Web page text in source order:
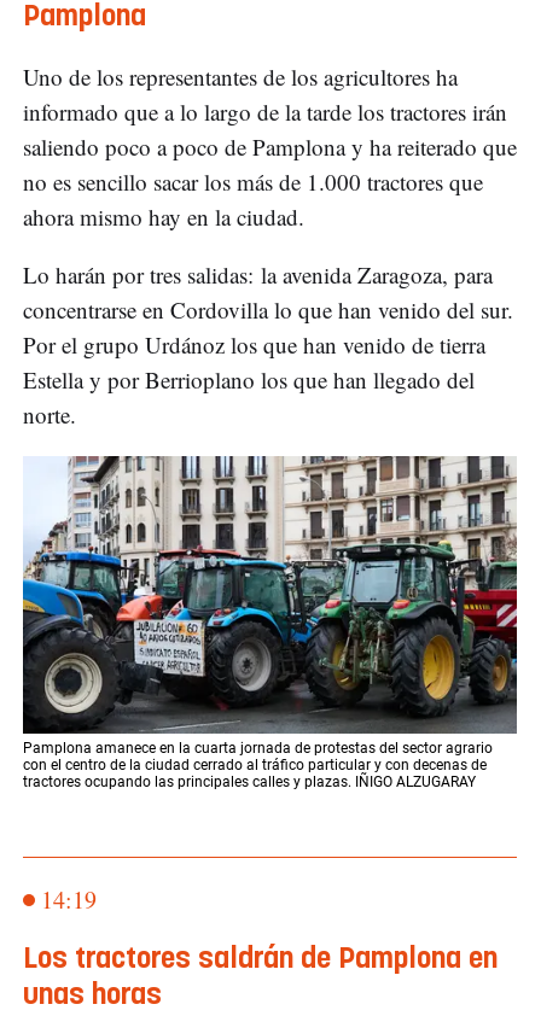
Pamplona
Uno de los representantes de los agricultores ha
informado que a lo largo de la tarde los tractores irán
saliendo poco a poco de Pamplona y ha reiterado que
no es sencillo sacar los más de 1.000 tractores que
ahora mismo hay en la ciudad.
Lo harán por tres salidas: la avenida Zaragoza, para
concentrarse en Cordovilla lo que han venido del sur.
Por el grupo Urdánoz los que han venido de tierra
Estella y por Berrioplano los que han llegado del
norte.
Pamplona amanece en la cuarta jornada de protestas del sector agrario
con el centro de la ciudad cerrado al tráfico particular y con decenas de
tractores ocupando las principales calles y plazas. IÑIGO ALZUGARAY
14:19
Los tractores saldrán de Pamplona en
unas horas